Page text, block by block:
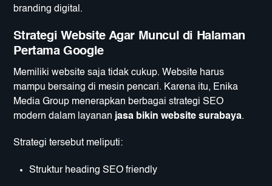
branding digital.
Strategi Website Agar Muncul di Halaman
Pertama Google
Memiliki website saja tidak cukup. Website harus
mampu bersaing di mesin pencari. Karena itu, Enika
Media Group menerapkan berbagai strategi SEO
modern dalam layanan jasa bikin website surabaya.
Strategi tersebut meliputi:
Struktur heading SEO friendly